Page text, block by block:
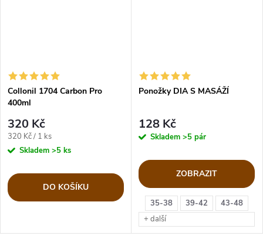
Collonil 1704 Carbon Pro
400ml
320 Kč
Měrná
cena:
320 Kč / 1 ks
Skladem >5 ks
DO KOŠÍKU
35-38 39-42
43-48
+ další
Ponožky DIA S MASÁŽÍ
128 Kč
Skladem >5 pár
ZOBRAZIT